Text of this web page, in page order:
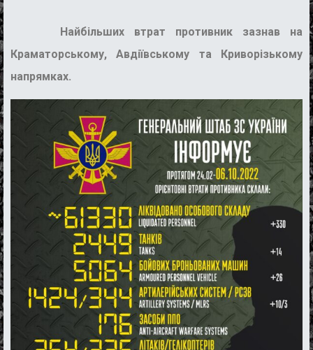
Найбільших втрат противник зазнав на
Краматорському, Авдіївському та Криворізькому
напрямках.